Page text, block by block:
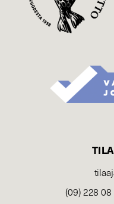
(09) 228